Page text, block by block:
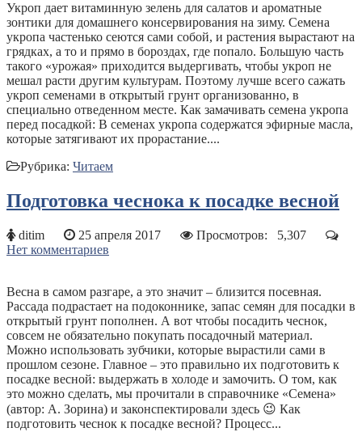
Укроп дает витаминную зелень для салатов и ароматные
зонтики для домашнего консервирования на зиму. Семена
укропа частенько сеются сами собой, и растения вырастают на
грядках, а то и прямо в бороздах, где попало. Большую часть
такого «урожая» приходится выдергивать, чтобы укроп не
мешал расти другим культурам. Поэтому лучше всего сажать
укроп семенами в открытый грунт организованно, в
специально отведенном месте. Как замачивать семена укропа
перед посадкой: В семенах укропа содержатся эфирные масла,
которые затягивают их прорастание....
Рубрика: Читаем
Подготовка чеснока к посадке весной
ditim 25 апреля 2017 Просмотров: 5,307
Нет комментариев
Весна в самом разгаре, а это значит – близится посевная.
Рассада подрастает на подоконнике, запас семян для посадки в
открытый грунт пополнен. А вот чтобы посадить чеснок,
совсем не обязательно покупать посадочный материал.
Можно использовать зубчики, которые вырастили сами в
прошлом сезоне. Главное – это правильно их подготовить к
посадке весной: выдержать в холоде и замочить. О том, как
это можно сделать, мы прочитали в справочнике «Семена»
(автор: А. Зорина) и законспектировали здесь 😉 Как
подготовить чеснок к посадке весной? Процесс...